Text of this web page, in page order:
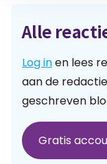
Alle
Log inen lees
aan de
geschreven
Gratis